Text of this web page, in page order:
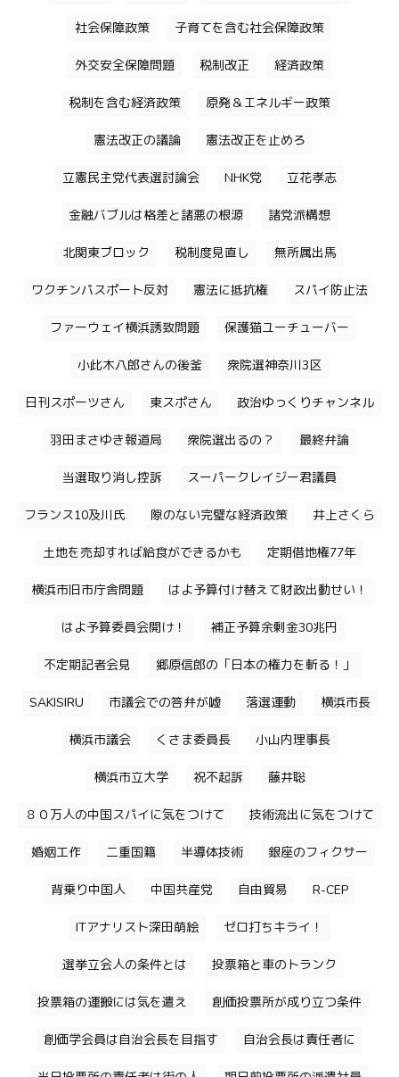
社会保障政策 子育てを含む社会保障政策
外交安全保障問題 税制改正 経済政策
税制を含む経済政策 原発＆エネルギー政策
憲法改正の議論 憲法改正を止めろ
立憲民主党代表選討論会 NHK党 立花孝志
金融バブルは格差と諸悪の根源 諸党派構想
北関東ブロック 税制度見直し 無所属出馬
ワクチンパスポート反対 憲法に抵抗権 スパイ防止法
ファーウェイ横浜誘致問題 保護猫ユーチューバー
小此木八郎さんの後釜 衆院選神奈川3区
日刊スポーツさん 東スポさん 政治ゆっくりチャンネル
羽田まさゆき報道局 衆院選出るの？ 最終弁論
当選取り消し控訴 スーパークレイジー君議員
フランス10及川氏 隙のない完璧な経済政策 井上さくら
土地を売却すれば給食ができるかも 定期借地権77年
横浜市旧市庁舎問題 はよ予算付け替えて財政出動せい！
はよ予算委員会開け！ 補正予算余剰金30兆円
不定期記者会見 郷原信郎の「日本の権力を斬る！」
SAKISIRU 市議会での答弁が嘘 落選運動 横浜市長
横浜市議会 くさま委員長 小山内理事長
横浜市立大学 祝不起訴 藤井聡
８０万人の中国スパイに気をつけて 技術流出に気をつけて
婚姻工作 二重国籍 半導体技術 銀座のフィクサー
背乗り中国人 中国共産党 自由貿易 R-CEP
ITアナリスト深田萌絵 ゼロ打ちキライ！
選挙立会人の条件とは 投票箱と車のトランク
投票箱の運搬には気を遣え 創価投票所が成り立つ条件
創価学会員は自治会長を目指す 自治会長は責任者に